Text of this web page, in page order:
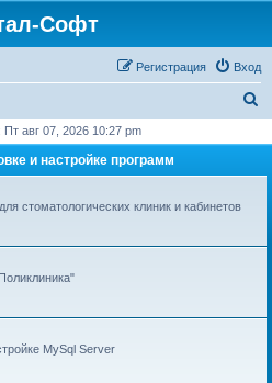
Софт
Вход
Регистрация
с
авг 07, 2026 10:27 pm
и настройке программ
стоматологических клиник и кабинетов
MySql Server